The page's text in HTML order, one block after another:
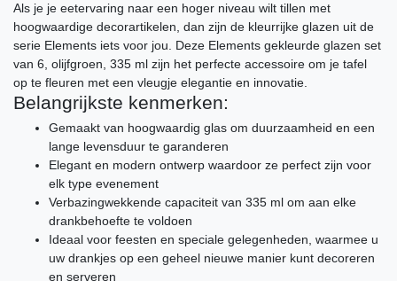
Als je je eetervaring naar een hoger niveau wilt tillen met
hoogwaardige decorartikelen, dan zijn de kleurrijke glazen uit de
serie Elements iets voor jou. Deze Elements gekleurde glazen set
van 6, olijfgroen, 335 ml zijn het perfecte accessoire om je tafel
op te fleuren met een vleugje elegantie en innovatie.
Belangrijkste kenmerken:
Gemaakt van hoogwaardig glas om duurzaamheid en een
lange levensduur te garanderen
Elegant en modern ontwerp waardoor ze perfect zijn voor
elk type evenement
Verbazingwekkende capaciteit van 335 ml om aan elke
drankbehoefte te voldoen
Ideaal voor feesten en speciale gelegenheden, waarmee u
uw drankjes op een geheel nieuwe manier kunt decoreren
en serveren